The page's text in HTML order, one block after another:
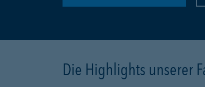
Die Highlights unserer